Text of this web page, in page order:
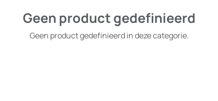
Geen product gedefinieerd
Geen product gedefinieerd in deze categorie.